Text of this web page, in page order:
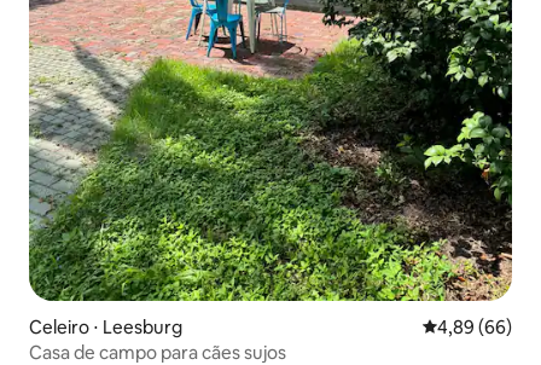
Celeiro ⋅ Leesburg 4,89 de uma
4,89 (66)
Casa de campo para cães sujos